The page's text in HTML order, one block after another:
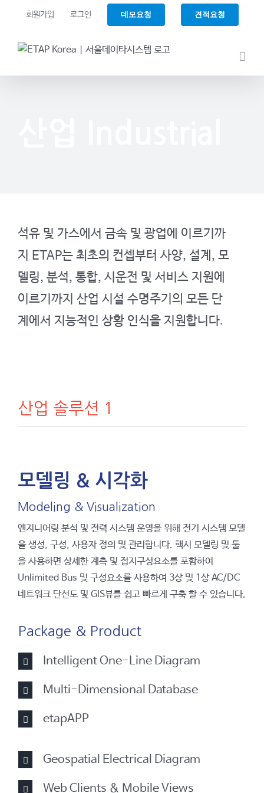
content
회원가입 로그인 데모요청 견적요청
석유 및 가스에서 금속 및 광업에 이르기까
지 ETAP는 최초의 컨셉부터 사양, 설계, 모
델링, 분석, 통합, 시운전 및 서비스 지원에
이르기까지 산업 시설 수명주기의 모든 단
계에서 지능적인 상황 인식을 지원합니다.
산업 솔루션 1
모델링 & 시각화
Modeling & Visualization
엔지니어링 분석 및 전력 시스템 운영을 위해 전기 시스템 모델
을 생성, 구성, 사용자 정의 및 관리합니다. 핵시 모델링 및 툴
을 사용하면 상세한 계측 및 접지구성요소를 포함하여
Unlimited Bus 및 구성요소를 사용하여 3상 및 1상 AC/DC
네트워크 단선도 및 GIS뷰를 쉽고 빠르게 구축 할 수 있습니다.
Package & Product
Intelligent One-Line Diagram
Multi-Dimensional Database
etapAPP
Geospatial Electrical Diagram
Web Clients & Mobile Views